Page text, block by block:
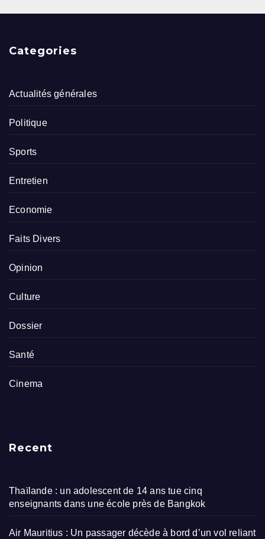
Categories
Actualités générales
Politique
Sports
Entretien
Economie
Faits Divers
Opinion
Culture
Dossier
Santé
Cinema
Recent
Thaïlande : un adolescent de 14 ans tue cinq
enseignants dans une école près de Bangkok
Air Mauritius : Un passager décède à bord d’un vol reliant